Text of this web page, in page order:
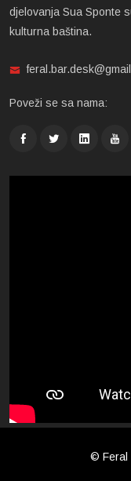
djelovanja Sua Sponte
kulturna baština.
Poveži se sa nama:
© Feral